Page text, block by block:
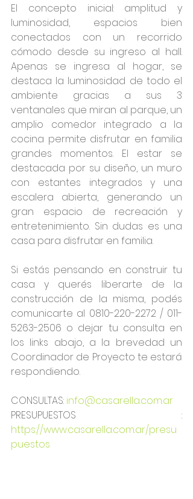
El concepto inicial: amplitud y
luminosidad, espacios bien
conectados con un recorrido
cómodo desde su ingreso al hall.
Apenas se ingresa al hogar, se
destaca la luminosidad de todo el
ambiente gracias a sus 3
ventanales que miran al parque, un
amplio comedor integrado a la
cocina permite disfrutar en familia
grandes momentos. El estar se
destacada por su diseño, un muro
con estantes integrados y una
escalera abierta, generando un
gran espacio de recreación y
entretenimiento. Sin dudas es una
casa para disfrutar en familia.
Si estás pensando en construir tu
casa y querés liberarte de la
construcción de la misma, podés
comunicarte al 0810-220-2272 / 011-
5263-2506 o dejar tu consulta en
los links abajo, a la brevedad un
Coordinador de Proyecto te estará
respondiendo.
CONSULTAS: info@casarella.com.ar
https://www.casarella.com.ar/presu
puestos